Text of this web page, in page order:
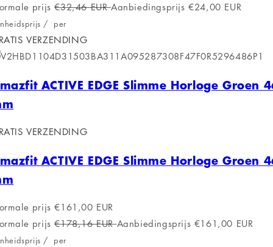
prijs €32,46 EURAanbiedingsprijs €24,00 EUR
/ per
VERZENDING
ACTIVE EDGE Slimme Horloge Groen
VERZENDING
ACTIVE EDGE Slimme Horloge Groen
prijs €161,00 EUR
prijs €178,16 EURAanbiedingsprijs €161,00 EUR
/ per